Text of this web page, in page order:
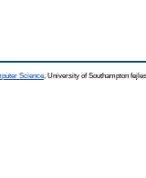
Science , University of Southampton